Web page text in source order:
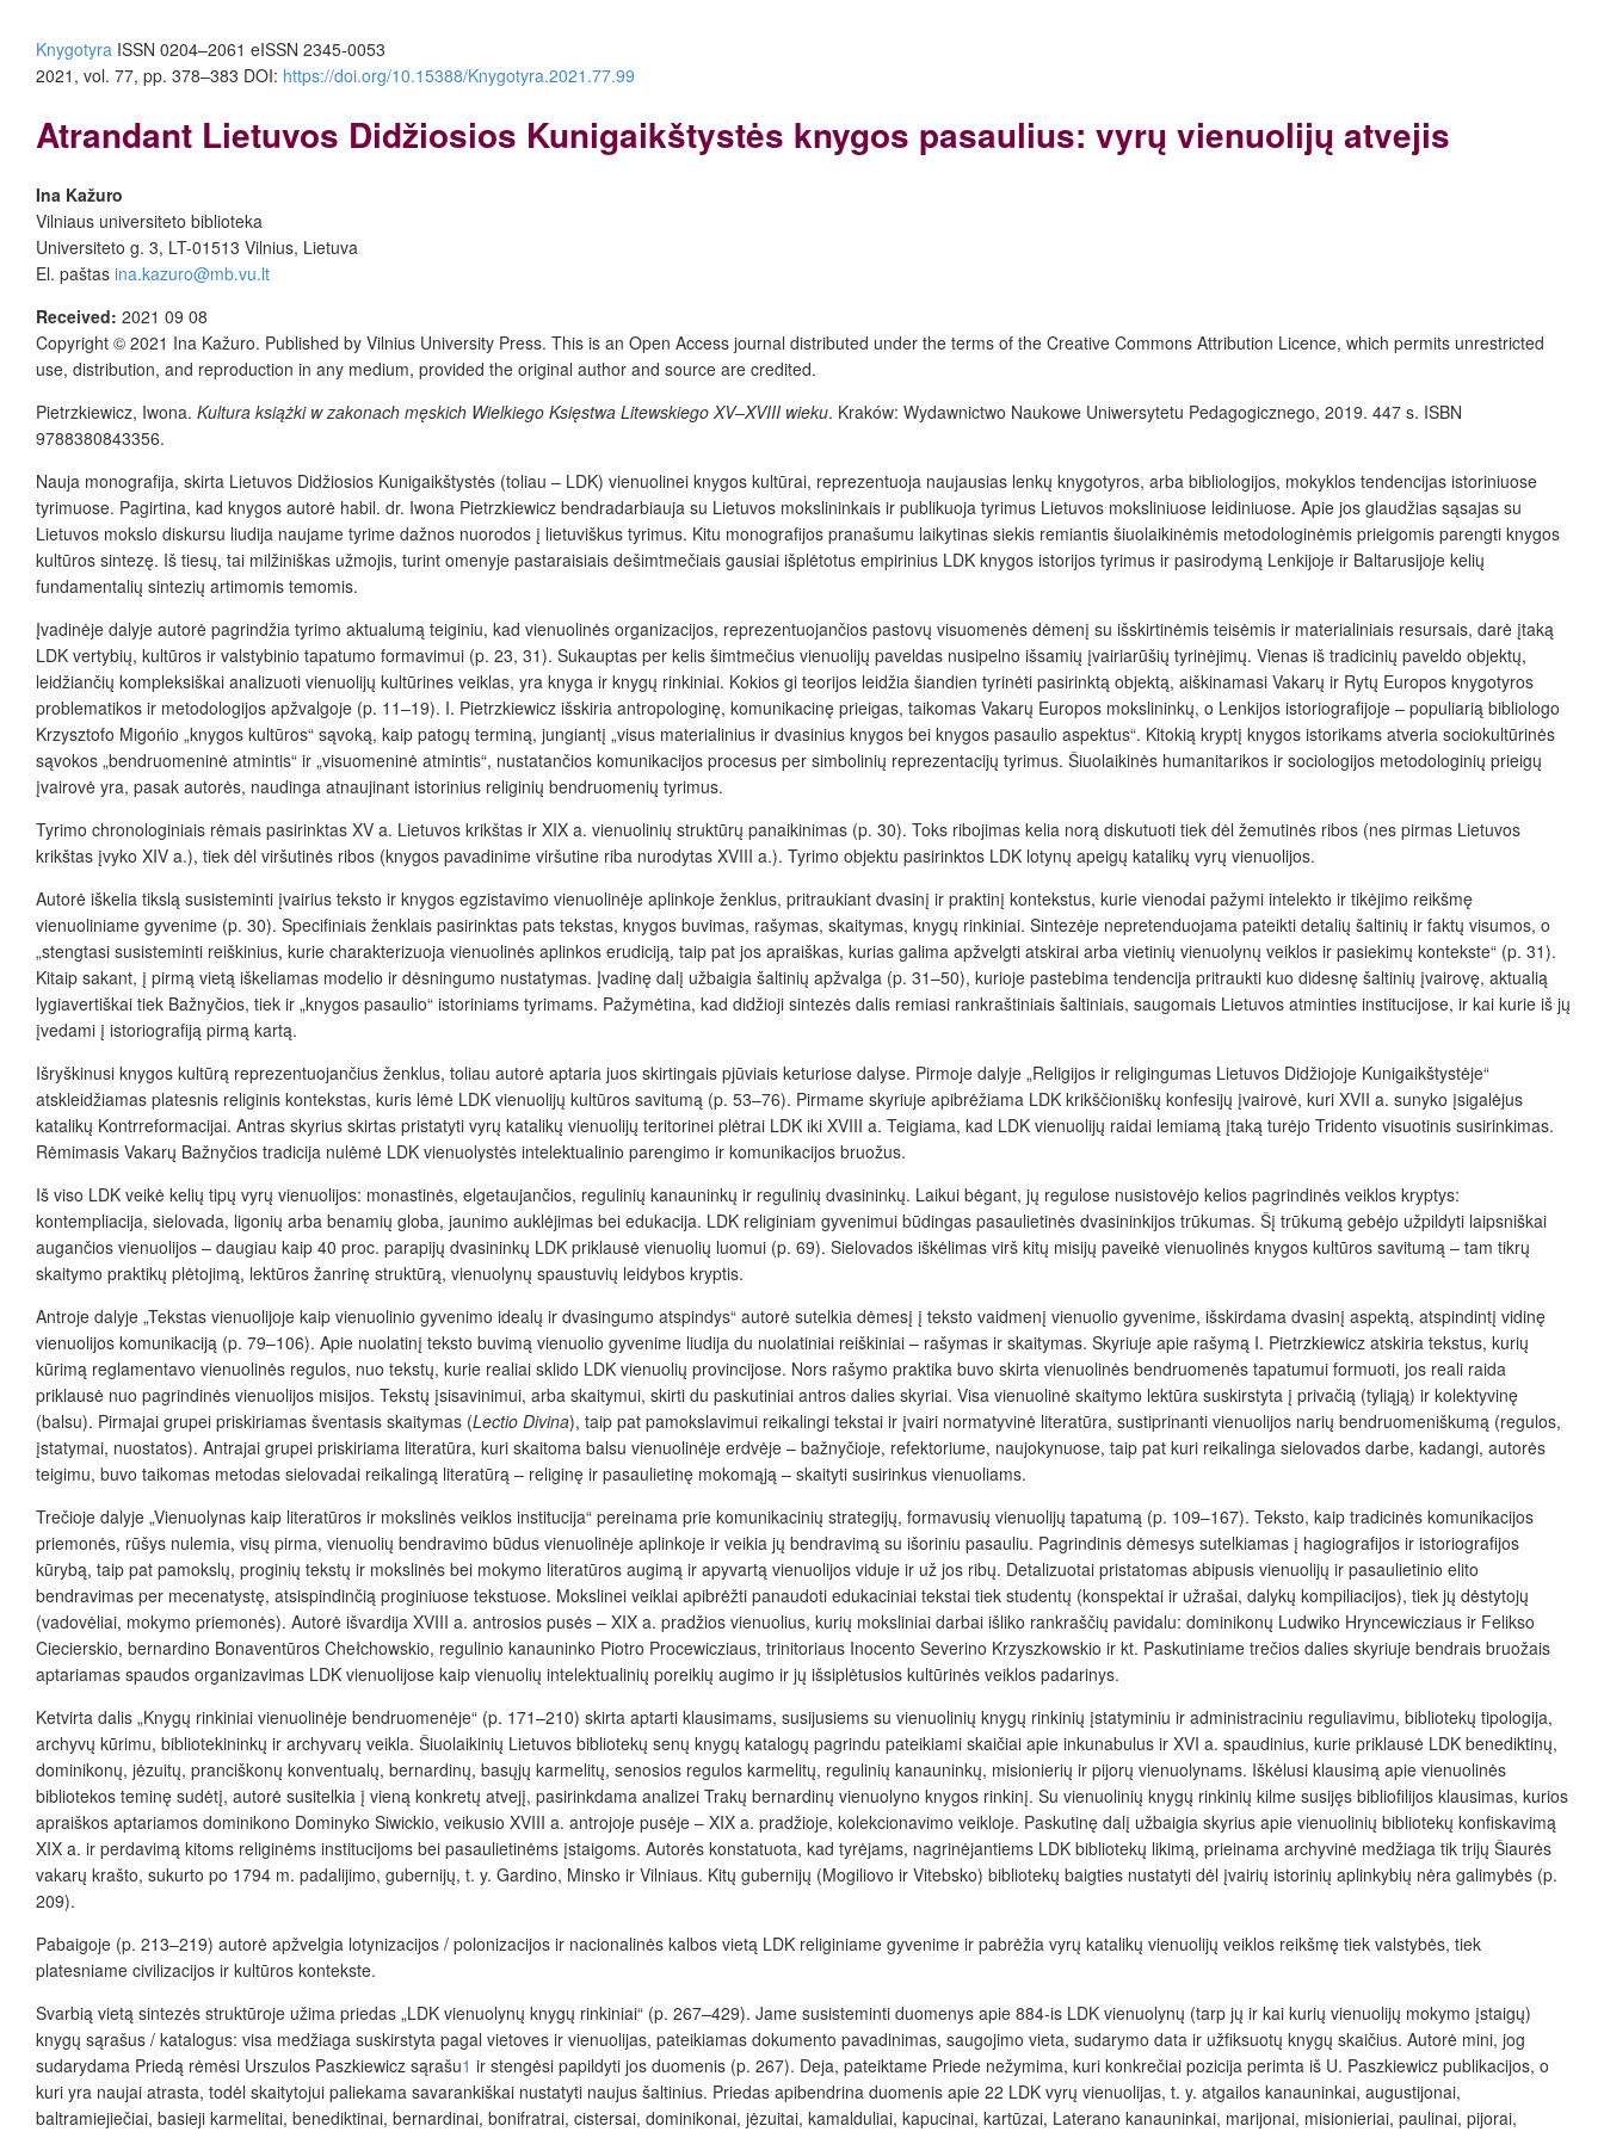
Knygotyra ISSN 0204–2061 eISSN 2345-0053
2021, vol. 77, pp. 378–383 DOI: https://doi.org/10.15388/Knygotyra.2021.77.99
Atrandant Lietuvos Didžiosios Kunigaikštystės knygos pasaulius: vyrų vienuolijų atvejis
Ina Kažuro
Vilniaus universiteto biblioteka
Universiteto g. 3, LT-01513 Vilnius, Lietuva
El. paštas ina.kazuro@mb.vu.lt
Received: 2021 09 08
Copyright © 2021 Ina Kažuro. Published by Vilnius University Press. This is an Open Access journal distributed under the terms of the Creative Commons Attribution Licence, which permits unrestricted
use, distribution, and reproduction in any medium, provided the original author and source are credited.
Pietrzkiewicz, Iwona. Kultura książki w zakonach męskich Wielkiego Księstwa Litewskiego XV–XVIII wieku. Kraków: Wydawnictwo Naukowe Uniwersytetu Pedagogicznego, 2019. 447 s. ISBN
9788380843356.
Nauja monografija, skirta Lietuvos Didžiosios Kunigaikštystės (toliau – LDK) vienuolinei knygos kultūrai, reprezentuoja naujausias lenkų knygotyros, arba bibliologijos, mokyklos tendencijas istoriniuose
tyrimuose. Pagirtina, kad knygos autorė habil. dr. Iwona Pietrzkiewicz bendradarbiauja su Lietuvos mokslininkais ir publikuoja tyrimus Lietuvos moksliniuose leidiniuose. Apie jos glaudžias sąsajas su
Lietuvos mokslo diskursu liudija naujame tyrime dažnos nuorodos į lietuviškus tyrimus. Kitu monografijos pranašumu laikytinas siekis remiantis šiuolaikinėmis metodologinėmis prieigomis parengti knygos
kultūros sintezę. Iš tiesų, tai milžiniškas užmojis, turint omenyje pastaraisiais dešimtmečiais gausiai išplėtotus empirinius LDK knygos istorijos tyrimus ir pasirodymą Lenkijoje ir Baltarusijoje kelių
fundamentalių sintezių artimomis temomis.
Įvadinėje dalyje autorė pagrindžia tyrimo aktualumą teiginiu, kad vienuolinės organizacijos, reprezentuojančios pastovų visuomenės dėmenį su išskirtinėmis teisėmis ir materialiniais resursais, darė įtaką
LDK vertybių, kultūros ir valstybinio tapatumo formavimui (p. 23, 31). Sukauptas per kelis šimtmečius vienuolijų paveldas nusipelno išsamių įvairiarūšių tyrinėjimų. Vienas iš tradicinių paveldo objektų,
leidžiančių kompleksiškai analizuoti vienuolijų kultūrines veiklas, yra knyga ir knygų rinkiniai. Kokios gi teorijos leidžia šiandien tyrinėti pasirinktą objektą, aiškinamasi Vakarų ir Rytų Europos knygotyros
problematikos ir metodologijos apžvalgoje (p. 11–19). I. Pietrzkiewicz išskiria antropologinę, komunikacinę prieigas, taikomas Vakarų Europos mokslininkų, o Lenkijos istoriografijoje – populiarią bibliologo
Krzysztofo Migońio „knygos kultūros“ sąvoką, kaip patogų terminą, jungiantį „visus materialinius ir dvasinius knygos bei knygos pasaulio aspektus“. Kitokią kryptį knygos istorikams atveria sociokultūrinės
sąvokos „bendruomeninė atmintis“ ir „visuomeninė atmintis“, nustatančios komunikacijos procesus per simbolinių reprezentacijų tyrimus. Šiuolaikinės humanitarikos ir sociologijos metodologinių prieigų
įvairovė yra, pasak autorės, naudinga atnaujinant istorinius religinių bendruomenių tyrimus.
Tyrimo chronologiniais rėmais pasirinktas XV a. Lietuvos krikštas ir XIX a. vienuolinių struktūrų panaikinimas (p. 30). Toks ribojimas kelia norą diskutuoti tiek dėl žemutinės ribos (nes pirmas Lietuvos
krikštas įvyko XIV a.), tiek dėl viršutinės ribos (knygos pavadinime viršutine riba nurodytas XVIII a.). Tyrimo objektu pasirinktos LDK lotynų apeigų katalikų vyrų vienuolijos.
Autorė iškelia tikslą susisteminti įvairius teksto ir knygos egzistavimo vienuolinėje aplinkoje ženklus, pritraukiant dvasinį ir praktinį kontekstus, kurie vienodai pažymi intelekto ir tikėjimo reikšmę
vienuoliniame gyvenime (p. 30). Specifiniais ženklais pasirinktas pats tekstas, knygos buvimas, rašymas, skaitymas, knygų rinkiniai. Sintezėje nepretenduojama pateikti detalių šaltinių ir faktų visumos, o
„stengtasi susisteminti reiškinius, kurie charakterizuoja vienuolinės aplinkos erudiciją, taip pat jos apraiškas, kurias galima apžvelgti at­skirai arba vietinių vienuolynų veiklos ir pasiekimų kontekste“ (p. 31).
Kitaip sakant, į pirmą vietą iškeliamas modelio ir dėsningumo nustatymas. Įvadinę dalį užbaigia šaltinių apžvalga (p. 31–50), kurioje pastebima tendencija pritraukti kuo didesnę šaltinių įvairovę, aktualią
lygiavertiškai tiek Bažnyčios, tiek ir „knygos pasaulio“ istoriniams tyrimams. Pažymėtina, kad didžioji sintezės dalis remiasi rankraštiniais šaltiniais, saugomais Lietuvos atminties institucijose, ir kai kurie iš jų
įvedami į istoriografiją pirmą kartą.
Išryškinusi knygos kultūrą reprezentuojančius ženklus, toliau autorė aptaria juos skirtingais pjūviais keturiose dalyse. Pirmoje dalyje „Religijos ir religingumas Lietuvos Didžiojoje Kunigaikštystėje“
atskleidžiamas platesnis religinis kontekstas, kuris lėmė LDK vienuolijų kultūros savitumą (p. 53–76). Pirmame skyriuje apibrėžiama LDK krikščioniškų konfesijų įvairovė, kuri XVII a. sunyko įsigalėjus
katalikų Kontrreformacijai. Antras skyrius skirtas pristatyti vyrų katalikų vienuolijų teritorinei plėtrai LDK iki XVIII a. Teigiama, kad LDK vienuolijų raidai lemiamą įtaką turėjo Tridento visuotinis susirinkimas.
Rėmimasis Vakarų Bažnyčios tradicija nulėmė LDK vienuolystės intelektualinio parengimo ir komunikacijos bruožus.
Iš viso LDK veikė kelių tipų vyrų vienuolijos: monastinės, elgetaujančios, regulinių kanauninkų ir regulinių dvasininkų. Laikui bėgant, jų regulose nusistovėjo kelios pagrindinės veiklos kryptys:
kontempliacija, sielovada, ligonių arba benamių globa, jaunimo auklėjimas bei edukacija. LDK religiniam gyvenimui būdingas pasaulietinės dvasininkijos trūkumas. Šį trūkumą gebėjo užpildyti laipsniškai
augančios vienuolijos – daugiau kaip 40 proc. parapijų dvasininkų LDK priklausė vienuolių luomui (p. 69). Sielovados iškėlimas virš kitų misijų paveikė vienuolinės knygos kultūros savitumą – tam tikrų
skaitymo praktikų plėtojimą, lektūros žanrinę struktūrą, vienuolynų spaustuvių leidybos kryptis.
Antroje dalyje „Tekstas vienuolijoje kaip vienuolinio gyvenimo idealų ir dvasingumo atspindys“ autorė sutelkia dėmesį į teksto vaidmenį vienuolio gyvenime, išskirdama dvasinį aspektą, atspindintį vidinę
vienuolijos komunikaciją (p. 79–106). Apie nuolatinį teksto buvimą vienuolio gyvenime liudija du nuolatiniai reiškiniai – rašymas ir skaitymas. Skyriuje apie rašymą I. Pietrzkiewicz atskiria tekstus, kurių
kūrimą reglamentavo vienuolinės regulos, nuo tekstų, kurie realiai sklido LDK vienuolių provincijose. Nors rašymo praktika buvo skirta vienuolinės bendruomenės tapatumui formuoti, jos reali raida
priklausė nuo pagrindinės vienuolijos misijos. Tekstų įsisavinimui, arba skaitymui, skirti du paskutiniai antros dalies skyriai. Visa vienuolinė skaitymo lektūra suskirstyta į privačią (tyliąją) ir kolektyvinę
(balsu). Pirmajai grupei priskiriamas šventasis skaitymas (Lectio Divina), taip pat pamokslavimui reikalingi tekstai ir įvairi normatyvinė literatūra, sustiprinanti vienuolijos narių bendruomeniškumą (regulos,
įstatymai, nuostatos). Antrajai grupei priskiriama literatūra, kuri skaitoma balsu vienuolinėje erdvėje – bažnyčioje, refektoriume, naujokynuose, taip pat kuri reikalinga sielovados darbe, kadangi, autorės
teigimu, buvo taikomas metodas sielovadai reikalingą literatūrą – religinę ir pasaulietinę mokomąją – skaityti susirinkus vienuoliams.
Trečioje dalyje „Vienuolynas kaip literatūros ir mokslinės veiklos institucija“ pereinama prie komunikacinių strategijų, formavusių vienuolijų tapatumą (p. 109–167). Teksto, kaip tradicinės komunikacijos
priemonės, rūšys nulemia, visų pirma, vienuolių bendravimo būdus vienuolinėje aplinkoje ir veikia jų bendravimą su išoriniu pasauliu. Pagrindinis dėmesys sutelkiamas į hagiografijos ir istoriografijos
kūrybą, taip pat pamokslų, proginių tekstų ir mokslinės bei mokymo literatūros augimą ir apyvartą vienuolijos viduje ir už jos ribų. Detalizuotai pristatomas abipusis vienuolijų ir pasaulietinio elito
bendravimas per mecenatystę, atsispindinčią proginiuose tekstuose. Mokslinei veiklai apibrėžti panaudoti edukaciniai tekstai tiek studentų (konspektai ir užrašai, dalykų kompiliacijos), tiek jų dėstytojų
(vadovėliai, mokymo priemonės). Autorė išvardija XVIII a. antrosios pusės – XIX a. pradžios vienuolius, kurių moksliniai darbai išliko rankraščių pavidalu: dominikonų Ludwiko Hryncewicziaus ir Felikso
Ciecierskio, bernardino Bonaventūros Chełchowskio, regulinio kanauninko Piotro Procewicziaus, trinitoriaus Inocento Severino Krzyszkowskio ir kt. Paskutiniame trečios dalies skyriuje bendrais bruožais
aptariamas spaudos organizavimas LDK vienuolijose kaip vienuolių intelektualinių poreikių augimo ir jų išsiplėtusios kultūrinės veiklos padarinys.
Ketvirta dalis „Knygų rinkiniai vienuolinėje bendruomenėje“ (p. 171–210) skirta aptarti klausimams, susijusiems su vienuolinių knygų rinkinių įstatyminiu ir administraciniu reguliavimu, bibliotekų tipologija,
archyvų kūrimu, bibliotekininkų ir archyvarų veikla. Šiuolaikinių Lietuvos bibliotekų senų knygų katalogų pagrindu pateikiami skaičiai apie inkunabulus ir XVI a. spaudinius, kurie priklausė LDK benediktinų,
dominikonų, jėzuitų, pranciškonų konventualų, bernardinų, basųjų karmelitų, senosios regulos karmelitų, regulinių kanauninkų, misionierių ir pijorų vienuolynams. Iškėlusi klausimą apie vienuolinės
bibliotekos teminę sudėtį, autorė susitelkia į vieną konkretų atvejį, pasirinkdama analizei Trakų bernardinų vienuolyno knygos rinkinį. Su vienuolinių knygų rinkinių kilme susijęs bibliofilijos klausimas, kurios
apraiškos aptariamos dominikono Dominyko Siwickio, veikusio XVIII a. antrojoje pusėje – XIX a. pradžioje, kolekcionavimo veikloje. Paskutinę dalį užbaigia skyrius apie vienuolinių bibliotekų konfiskavimą
XIX a. ir perdavimą kitoms religinėms institucijoms bei pasaulietinėms įstaigoms. Autorės konstatuota, kad tyrėjams, nagrinėjantiems LDK bibliotekų likimą, prieinama archyvinė medžiaga tik trijų Šiaurės
vakarų krašto, sukurto po 1794 m. padalijimo, gubernijų, t. y. Gardino, Minsko ir Vilniaus. Kitų gubernijų (Mogiliovo ir Vitebsko) bibliotekų baigties nustatyti dėl įvairių istorinių aplinkybių nėra galimybės (p.
209).
Pabaigoje (p. 213–219) autorė apžvelgia lotynizacijos / polonizacijos ir nacionalinės kalbos vietą LDK religiniame gyvenime ir pabrėžia vyrų katalikų vienuolijų veiklos reikšmę tiek valstybės, tiek
platesniame civilizacijos ir kultūros kontekste.
Svarbią vietą sintezės struktūroje užima priedas „LDK vienuolynų knygų rinkiniai“ (p. 267–429). Jame susisteminti duomenys apie 884-is LDK vienuolynų (tarp jų ir kai kurių vienuolijų mokymo įstaigų)
knygų sąrašus / katalogus: visa medžiaga suskirstyta pagal vietoves ir vienuolijas, pateikiamas dokumento pavadinimas, saugojimo vieta, sudarymo data ir užfiksuotų knygų skaičius. Autorė mini, jog
sudarydama Priedą rėmėsi Urszulos Paszkiewicz sąrašu1 ir stengėsi papildyti jos duomenis (p. 267). Deja, pateiktame Priede nežymima, kuri konkrečiai pozicija perimta iš U. Paszkiewicz publikacijos, o
kuri yra naujai atrasta, todėl skaitytojui paliekama savarankiškai nustatyti naujus šaltinius. Priedas apibendrina duomenis apie 22 LDK vyrų vienuolijas, t. y. atgailos kanauninkai, augustijonai,
baltramiejiečiai, basieji karmelitai, benediktinai, bernardinai, bonifratrai, cistersai, dominikonai, jėzuitai, kamalduliai, kapucinai, kartūzai, Laterano kanauninkai, marijonai, misionieriai, paulinai, pijorai,